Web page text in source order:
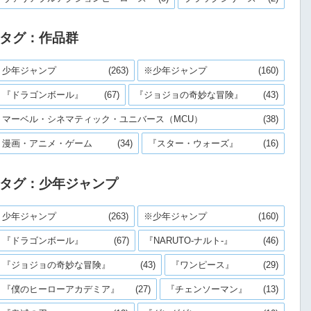
タグ：作品群
少年ジャンプ (263) ※少年ジャンプ (160)
『ドラゴンボール』 (67) 『ジョジョの奇妙な冒険』 (43)
マーベル・シネマティック・ユニバース（MCU） (38)
漫画・アニメ・ゲーム (34) 『スター・ウォーズ』 (16)
タグ：少年ジャンプ
少年ジャンプ (263) ※少年ジャンプ (160)
『ドラゴンボール』 (67) 『NARUTO-ナルト-』 (46)
『ジョジョの奇妙な冒険』 (43) 『ワンピース』 (29)
『僕のヒーローアカデミア』 (27) 『チェンソーマン』 (13)